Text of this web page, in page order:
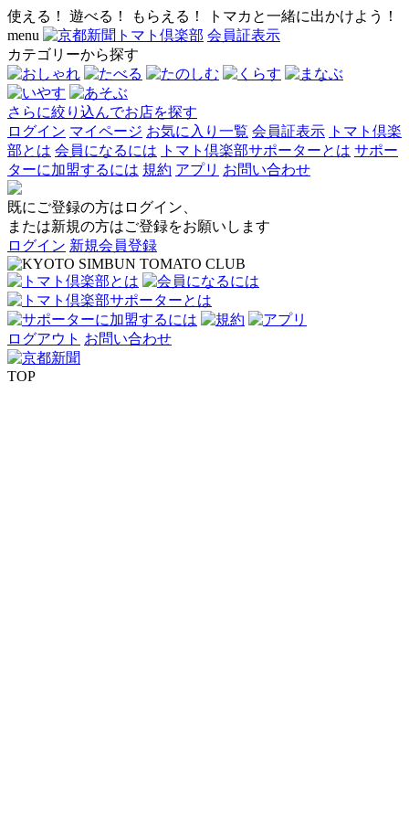
使える！ 遊べる！ もらえる！ トマカと一緒に出かけよう！
menu
会員証表示
カテゴリーから探す
さらに絞り込んでお店を探す
ログイン マイページ お気に入り一覧 会員証表示 トマト倶楽
部とは 会員になるには トマト倶楽部サポーターとは サポー
ターに加盟するには 規約 アプリ お問い合わせ
既にご登録の方はログイン、
または新規の方はご登録をお願いします
ログイン 新規会員登録
ログアウト お問い合わせ
TOP